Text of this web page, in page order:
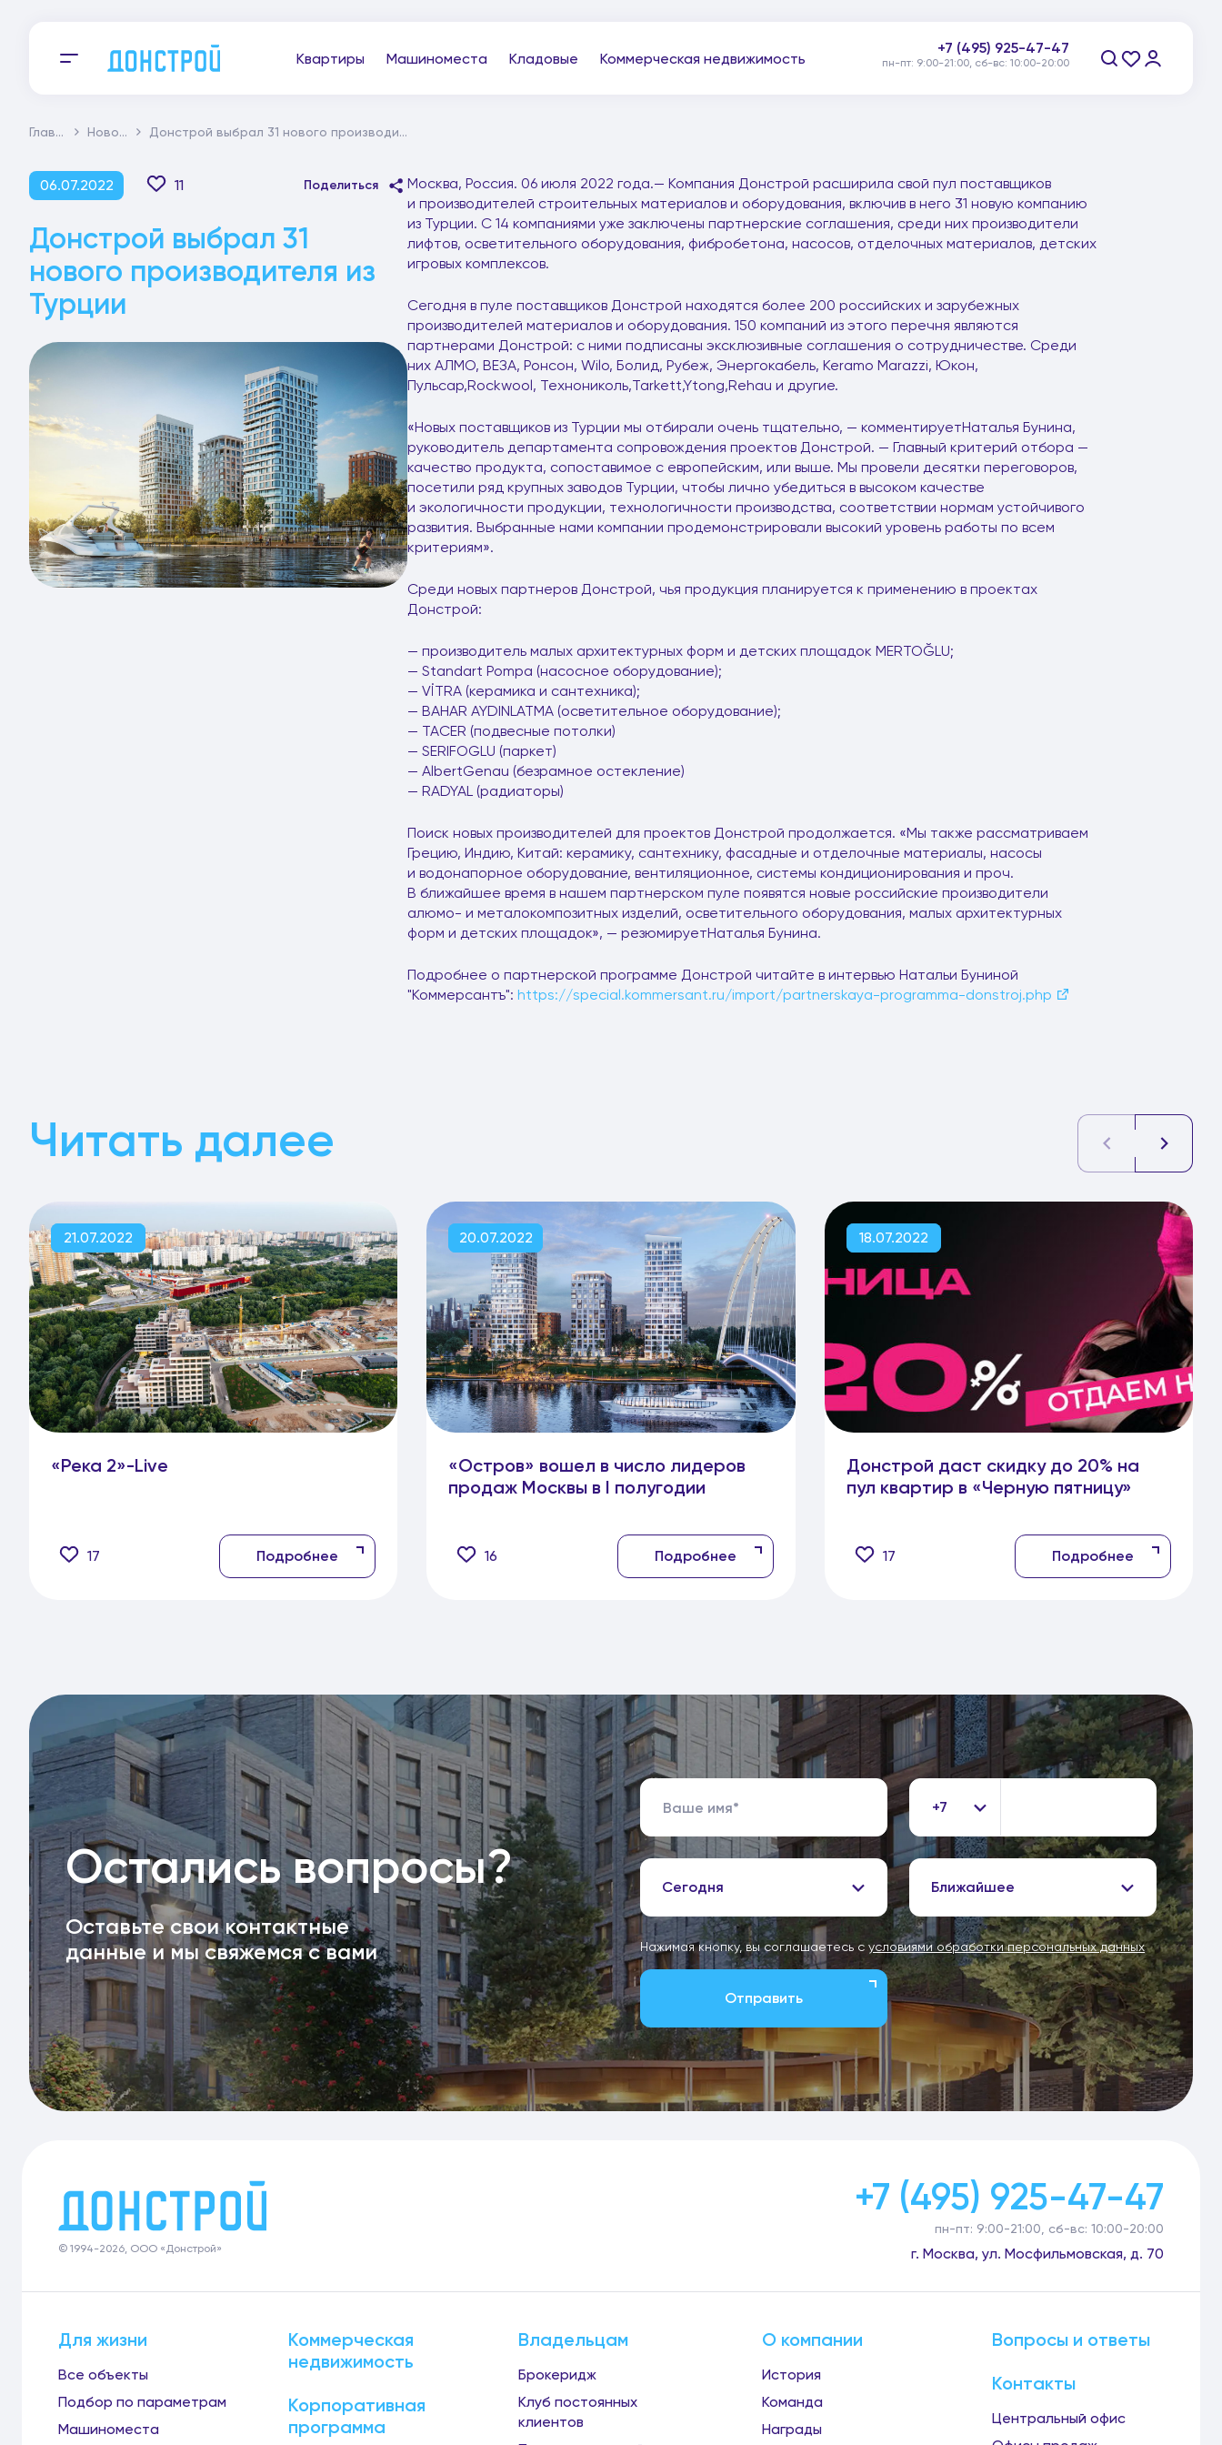
Квартиры Машиноместа Кладовые Коммерческая недвижимость
+7 (495) 925-47-47
пн-пт: 9:00-21:00, сб-вс: 10:00-20:00
Главная Новости Донстрой выбрал 31 нового производителя из Турции
06.07.2022 11 Поделиться
Донстрой выбрал 31
нового производителя из
Турции
Москва, Россия. 06 июля 2022 года.— Компания Донстрой расширила свой пул поставщиков
и производителей строительных материалов и оборудования, включив в него 31 новую компанию
из Турции. С 14 компаниями уже заключены партнерские соглашения, среди них производители
лифтов, осветительного оборудования, фибробетона, насосов, отделочных материалов, детских
игровых комплексов.
Сегодня в пуле поставщиков Донстрой находятся более 200 российских и зарубежных
производителей материалов и оборудования. 150 компаний из этого перечня являются
партнерами Донстрой: с ними подписаны эксклюзивные соглашения о сотрудничестве. Среди
них АЛМО, ВЕЗА, Ронсон, Wilo, Болид, Рубеж, Энергокабель, Keramo Marazzi, Юкон,
Пульсар,Rockwool, Технониколь,Tarkett,Ytong,Rehau и другие.
«Новых поставщиков из Турции мы отбирали очень тщательно, — комментируетНаталья Бунина,
руководитель департамента сопровождения проектов Донстрой. — Главный критерий отбора —
качество продукта, сопоставимое с европейским, или выше. Мы провели десятки переговоров,
посетили ряд крупных заводов Турции, чтобы лично убедиться в высоком качестве
и экологичности продукции, технологичности производства, соответствии нормам устойчивого
развития. Выбранные нами компании продемонстрировали высокий уровень работы по всем
критериям».
Среди новых партнеров Донстрой, чья продукция планируется к применению в проектах
Донстрой:
— производитель малых архитектурных форм и детских площадок MERTOĞLU;
— Standart Pompa (насосное оборудование);
— VİTRA (керамика и сантехника);
— BAHAR AYDINLATMA (осветительное оборудование);
— TACER (подвесные потолки)
— SERIFOGLU (паркет)
— AlbertGenau (безрамное остекление)
— RADYAL (радиаторы)
Поиск новых производителей для проектов Донстрой продолжается. «Мы также рассматриваем
Грецию, Индию, Китай: керамику, сантехнику, фасадные и отделочные материалы, насосы
и водонапорное оборудование, вентиляционное, системы кондиционирования и проч.
В ближайшее время в нашем партнерском пуле появятся новые российские производители
алюмо- и металокомпозитных изделий, осветительного оборудования, малых архитектурных
форм и детских площадок», — резюмируетНаталья Бунина.
Подробнее о партнерской программе Донстрой читайте в интервью Натальи Буниной
"Коммерсантъ": https://special.kommersant.ru/import/partnerskaya-programma-donstroj.php
Читать далее
21.07.2022
«Река 2»-Live
17 Подробнее
20.07.2022
«Остров» вошел в число лидеров
продаж Москвы в I полугодии
16 Подробнее
18.07.2022
Донстрой даст скидку до 20% на
пул квартир в «Черную пятницу»
17 Подробнее
Остались вопросы?
Оставьте свои контактные
данные и мы свяжемся с вами
+7
Сегодня Ближайшее
Нажимая кнопку, вы соглашаетесь с условиями обработки персональных данных
Отправить
© 1994-2026, ООО «Донстрой»
+7 (495) 925-47-47
пн-пт: 9:00-21:00, сб-вс: 10:00-20:00
г. Москва, ул. Мосфильмовская, д. 70
Для жизни
Все объекты
Подбор по параметрам
Машиноместа
Коммерческая
недвижимость
Корпоративная
программа
Владельцам
Брокеридж
Клуб постоянных
клиентов
О компании
История
Команда
Награды
Вопросы и ответы
Контакты
Центральный офис